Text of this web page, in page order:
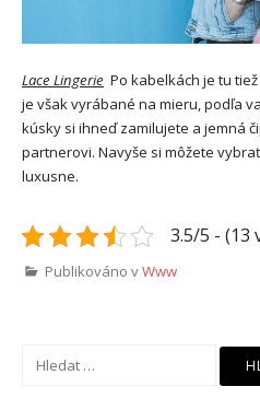
Lace Lingerie Po kabelkách je tu
je však vyrábané na mieru, podľa
kúsky si ihneď zamilujete a jemná
partnerovi. Navyše si môžete
luxusne.
3.5/5 - (13
Publikováno vWww
Vyhledávání